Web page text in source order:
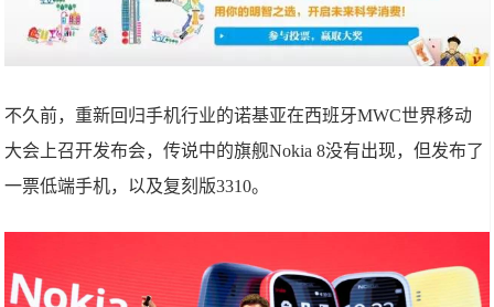
不久前，重新回归手机行业的诺基亚在西班牙MWC世界移动
大会上召开发布会，传说中的旗舰Nokia 8没有出现，但发布了
一票低端手机，以及复刻版3310。